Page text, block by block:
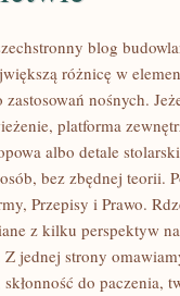
blog
różnicę w
nośnych.
platforma
albo detale
bez zbędnej teorii.
Przepisy i Prawo.
z kilku perspektyw
jednej strony
do paczenia,